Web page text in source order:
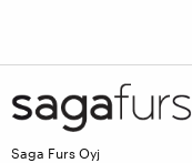
Saga Furs Oyj